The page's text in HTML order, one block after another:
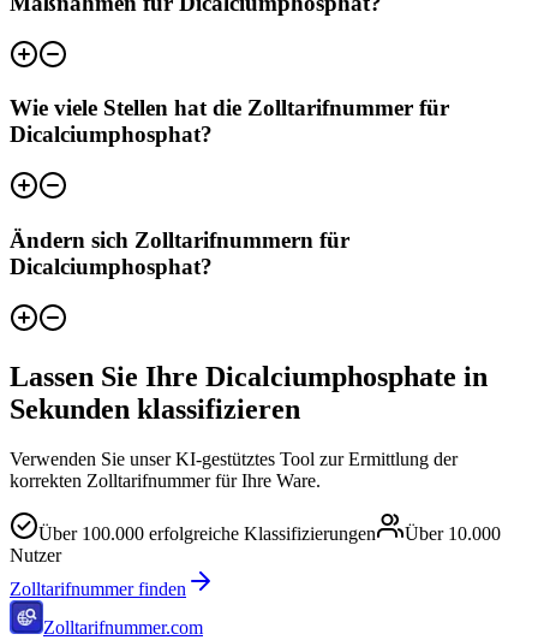
Wie viele Stellen hat die Zolltarifnummer für
Dicalciumphosphat?
Ändern sich Zolltarifnummern für
Dicalciumphosphat?
Lassen Sie Ihre Dicalciumphosphate in
Sekunden klassifizieren
Verwenden Sie unser KI-gestütztes Tool zur Ermittlung der
korrekten Zolltarifnummer für Ihre Ware.
Über 100.000 erfolgreiche Klassifizierungen Über 10.000
Nutzer
Zolltarifnummer finden
Zolltarifnummer.com